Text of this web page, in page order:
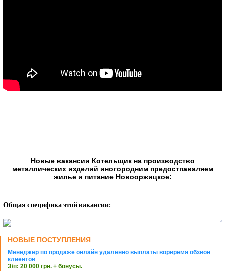
Новые вакансии Котельщик на производство
металлических изделий иногородним предостпаваляем
жилье и питание Новооржицкое:
Общая специфика этой вакансии:
НОВЫЕ ПОСТУПЛЕНИЯ
Менеджер по продаже онлайн удаленно выплаты ворвремя обзвон
клиентов
З/п: 20 000 грн. + бонусы.